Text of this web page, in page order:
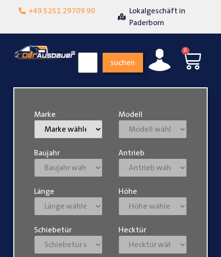
+49 5251 29709 90
Lokalgeschäft in
Über 15 Jahre Erfahrung
suchen
0
Marke Modell
Baujahr Antrieb
Länge Höhe
Schiebetür Hecktür